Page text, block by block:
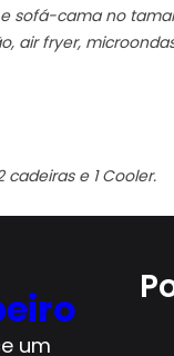
sofá-cama no
air fryer,
e 1 Cooler.
um